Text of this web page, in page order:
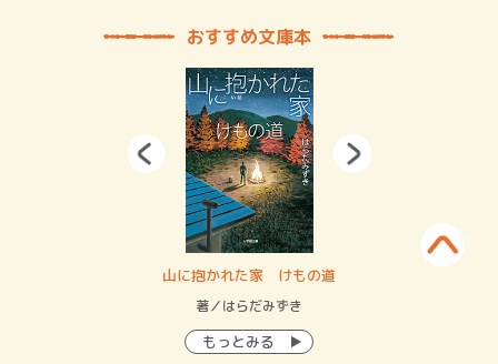
おすすめ文庫本
山に抱かれた家 けもの道
著／はらだみずき
もっとみる